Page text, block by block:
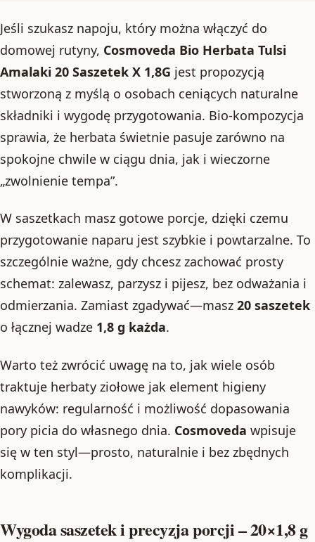
Jeśli szukasz napoju, który można włączyć do
domowej rutyny, Cosmoveda Bio Herbata Tulsi
Amalaki 20 Saszetek X 1,8G jest propozycją
stworzoną z myślą o osobach ceniących naturalne
składniki i wygodę przygotowania. Bio-kompozycja
sprawia, że herbata świetnie pasuje zarówno na
spokojne chwile w ciągu dnia, jak i wieczorne
„zwolnienie tempa”.
W saszetkach masz gotowe porcje, dzięki czemu
przygotowanie naparu jest szybkie i powtarzalne. To
szczególnie ważne, gdy chcesz zachować prosty
schemat: zalewasz, parzysz i pijesz, bez odważania i
odmierzania. Zamiast zgadywać—masz 20 saszetek
o łącznej wadze 1,8 g każda.
Warto też zwrócić uwagę na to, jak wiele osób
traktuje herbaty ziołowe jak element higieny
nawyków: regularność i możliwość dopasowania
pory picia do własnego dnia. Cosmoveda wpisuje
się w ten styl—prosto, naturalnie i bez zbędnych
komplikacji.
Wygoda saszetek i precyzja porcji – 20×1,8 g